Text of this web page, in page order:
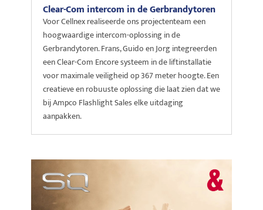
Clear-Com intercom in de Gerbrandytoren
Voor Cellnex realiseerde ons projectenteam een
hoogwaardige intercom-oplossing in de
Gerbrandytoren. Frans, Guido en Jorg integreerden
een Clear-Com Encore systeem in de liftinstallatie
voor maximale veiligheid op 367 meter hoogte. Een
creatieve en robuuste oplossing die laat zien dat we
bij Ampco Flashlight Sales elke uitdaging
aanpakken.